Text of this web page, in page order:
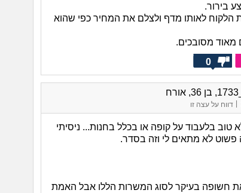
בירור.
הלקוח לאותו מדף ולצלם את המחיר כפי שהוא
מאוד מסובכים.
0
דווח על עצה זו
טוב בלעבוד על קופה או בכלל בחנות... ניסיתי
פשוט לא מתאים לי וזה בסדר.
חשופה בעיקר לסוג המשרות הללו אבל האמת